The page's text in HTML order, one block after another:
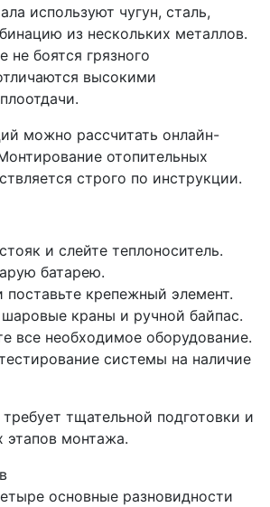
используют чугун, сталь,
из нескольких металлов.
не боятся грязного
высокими
можно рассчитать онлайн-
отопительных
строго по инструкции.
и слейте теплоноситель.
батарею.
поставьте крепежный элемент.
шаровые краны и ручной байпас.
все необходимое оборудование.
системы на наличие
тщательной подготовки и
этапов монтажа.
основные разновидности